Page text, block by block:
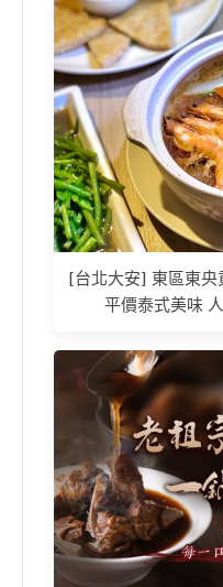
[台北大安] 東區東央
平價泰式美味